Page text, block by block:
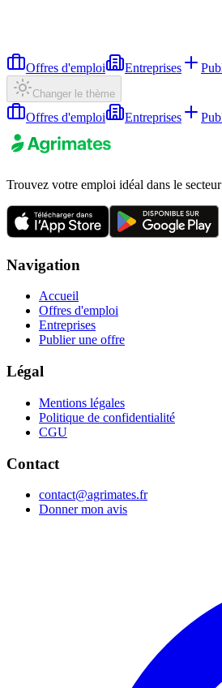
Offres d'emploi Entreprises
Changer le thème
Offres d'emploi Entreprises
Trouvez votre emploi idéal dans le
Navigation
Accueil
Offres d'emploi
Entreprises
Publier une offre
Légal
Mentions légales
Politique de confidentialité
CGU
Contact
contact@agrimates.fr
Donner mon avis